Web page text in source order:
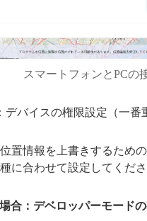
スマートフォンとPCの
デバイスの権限設定（一番
置情報を上書きするため
に合わせて設定してくださ
場合：デベロッパーモードの